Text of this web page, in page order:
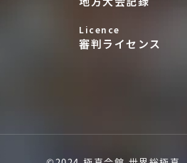
Licence
審判ライセンス